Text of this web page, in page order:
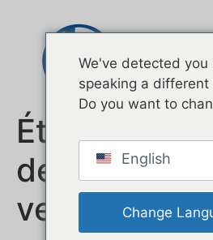
Étiquette :
de
vendre
We've detected you
speaking a different
Do you want to
English
Change